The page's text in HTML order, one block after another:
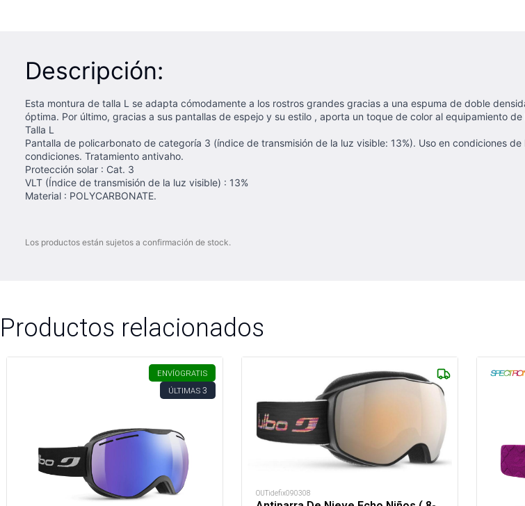
Descripción:
Esta montura de talla L se adapta cómodamente a los rostros grandes gracias a una espuma de doble
óptima. Por último, gracias a sus pantallas de espejo y su estilo , aporta un toque de color al equipamiento
​Talla L
Pantalla de policarbonato de categoría 3 (índice de transmisión de la luz visible: 13%). Uso en condiciones
condiciones. Tratamiento antivaho.
Protección solar : Cat. 3
VLT (Índice de transmisión de la luz visible) : 13%
Material : POLYCARBONATE.
Los productos están sujetos a confirmación de stock.
Productos relacionados
ENVÍOGRATIS
ÚLTIMAS 3
OUTidefix090308